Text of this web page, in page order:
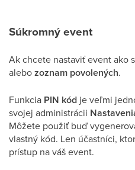
Súkromný event
Ak chcete nastaviť event ako
alebozoznam povolených.
Funkcia PIN kód je veľmi
svojej administrácii
Môžete použiť buď
vlastný kód. Len účastníci,
prístup na váš event.